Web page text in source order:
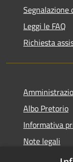
Segnalazione
Leggi le FAQ
Richiesta
Albo Pretorio
Informativa
Note legali